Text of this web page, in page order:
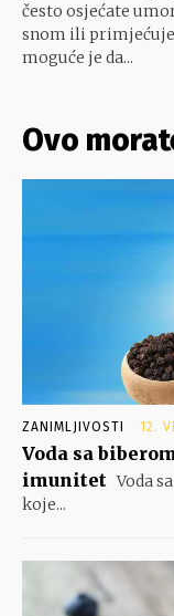
često osjećate
snom ili
moguće je da...
Ovo
ZANIMLJIVOSTI 12.
Voda sa
imunitet Voda
koje...